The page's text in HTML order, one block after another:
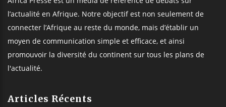
l’actualité en Afrique. Notre objectif est non seulement de
connecter l’Afrique au reste du monde, mais d’établir un
moyen de communication simple et efficace, et ainsi
promouvoir la diversité du continent sur tous les plans de
l'actualité.
Articles Récents